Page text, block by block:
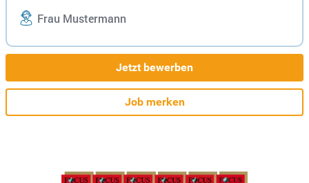
Frau Mustermann
Jetzt bewerben
Job merken